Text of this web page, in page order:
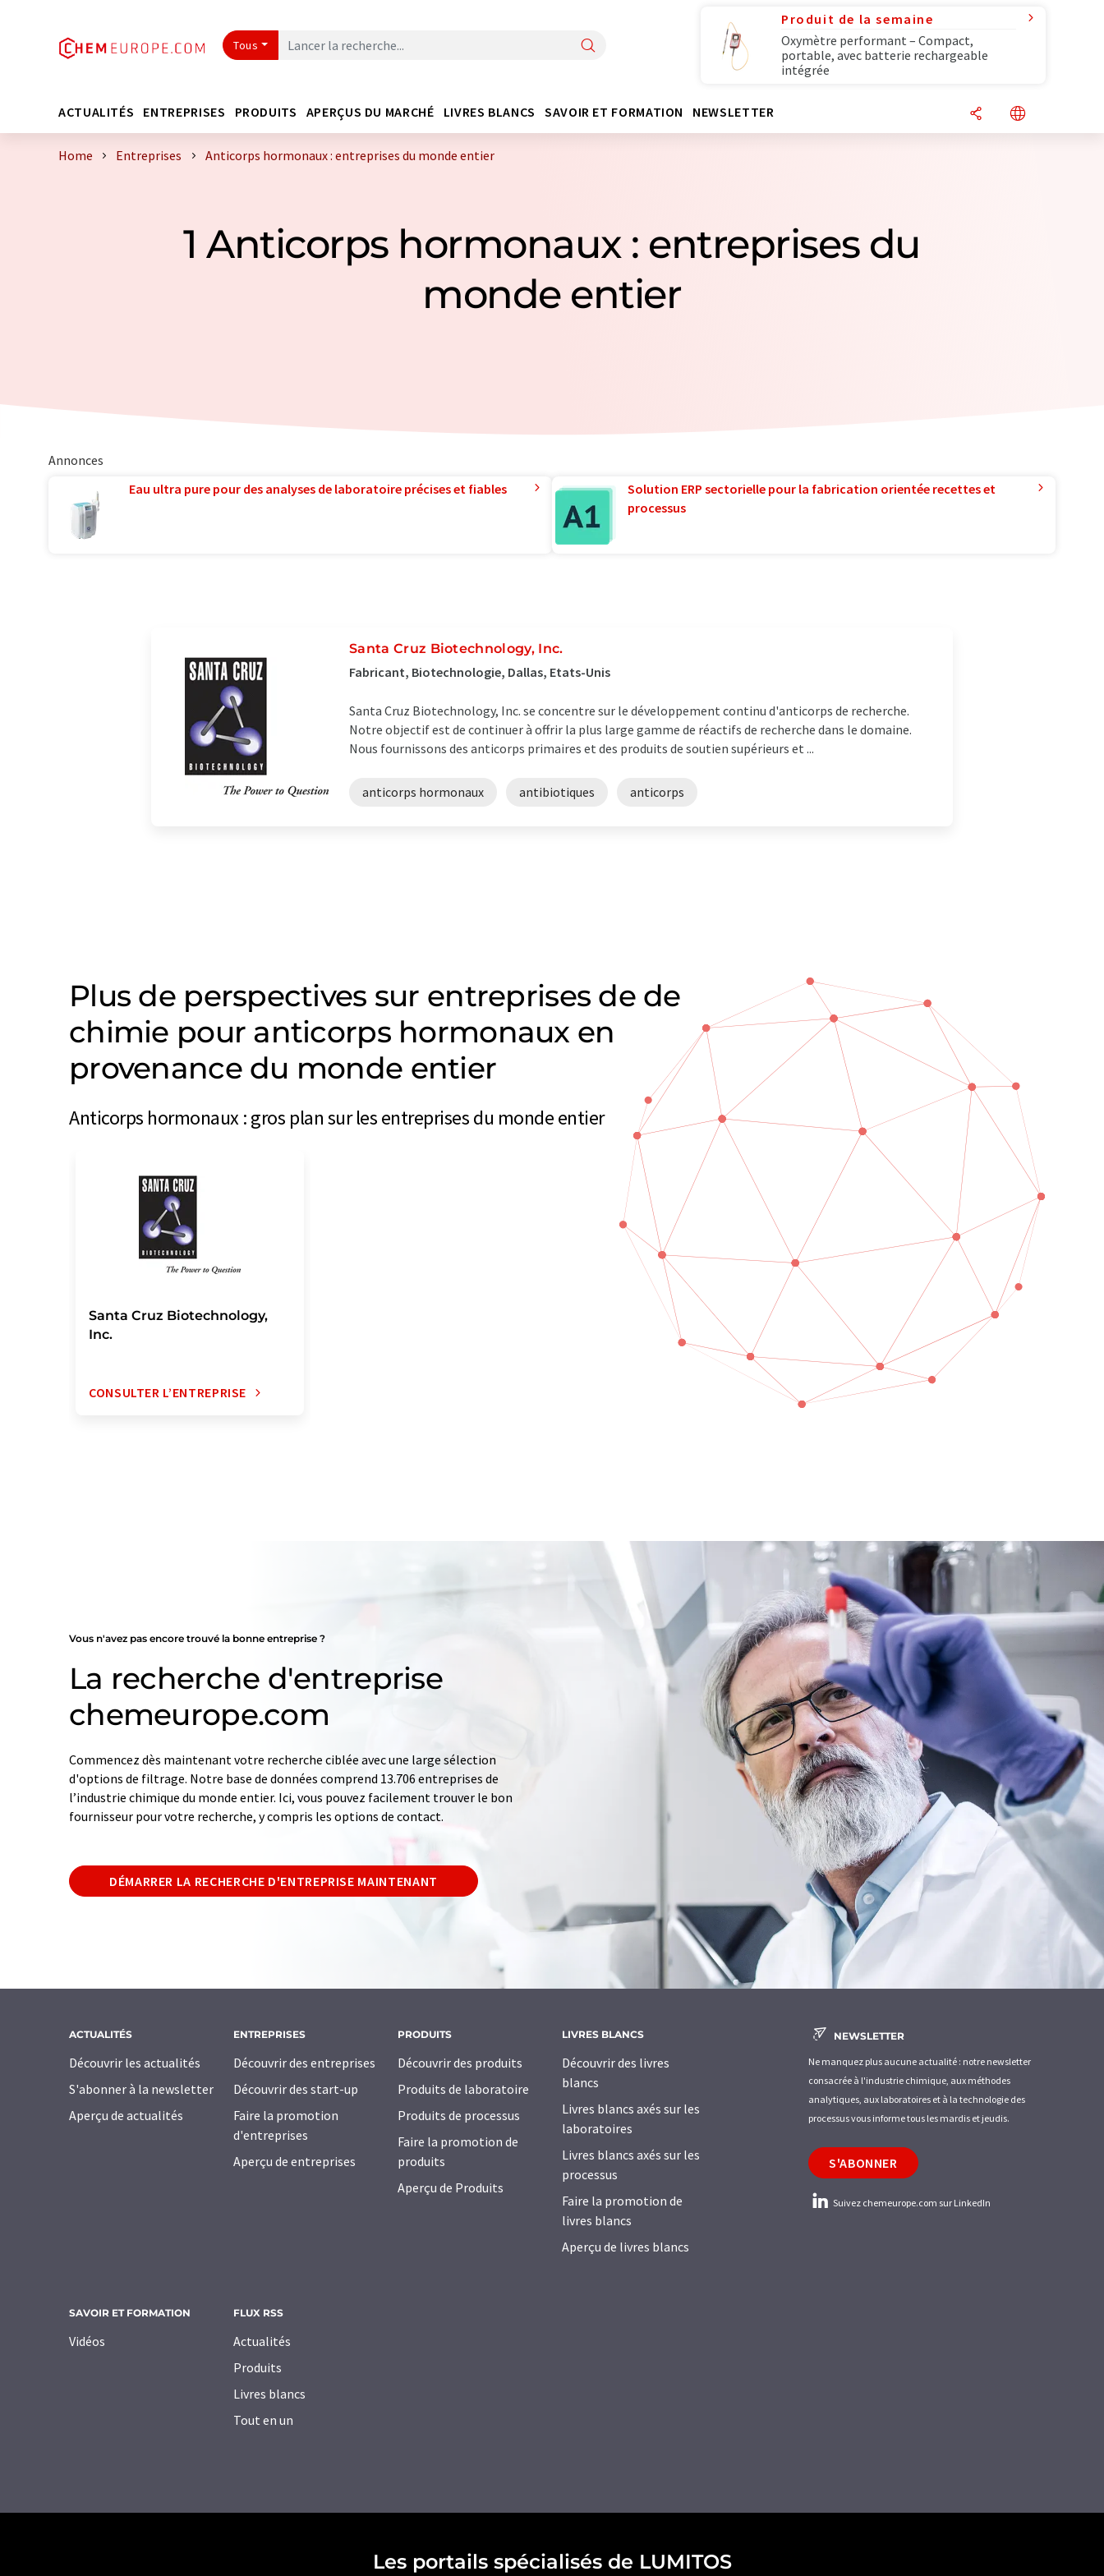
Tous
Produit de la semaine
Oxymètre performant – Compact,
portable, avec batterie rechargeable
intégrée
ACTUALITÉS ENTREPRISES PRODUITS APERÇUS DU MARCHÉ LIVRES BLANCS SAVOIR ET FORMATION NEWSLETTER
Home Entreprises Anticorps hormonaux : entreprises du monde entier
1 Anticorps hormonaux : entreprises du
monde entier
Annonces
Eau ultra pure pour des analyses de laboratoire précises et fiables
Solution ERP sectorielle pour la fabrication orientée recettes et
processus
Santa Cruz Biotechnology, Inc.
Fabricant, Biotechnologie, Dallas, Etats-Unis
Santa Cruz Biotechnology, Inc. se concentre sur le développement continu d'anticorps de recherche.
Notre objectif est de continuer à offrir la plus large gamme de réactifs de recherche dans le domaine.
Nous fournissons des anticorps primaires et des produits de soutien supérieurs et ...
anticorps hormonaux antibiotiques anticorps
Plus de perspectives sur entreprises de de
chimie pour anticorps hormonaux en
provenance du monde entier
Anticorps hormonaux : gros plan sur les entreprises du monde entier
Santa Cruz Biotechnology,
Inc.
CONSULTER L’ENTREPRISE
Vous n'avez pas encore trouvé la bonne entreprise ?
La recherche d'entreprise
chemeurope.com
Commencez dès maintenant votre recherche ciblée avec une large sélection
d'options de filtrage. Notre base de données comprend 13.706 entreprises de
l’industrie chimique du monde entier. Ici, vous pouvez facilement trouver le bon
fournisseur pour votre recherche, y compris les options de contact.
DÉMARRER LA RECHERCHE D'ENTREPRISE MAINTENANT
ACTUALITÉS
Découvrir les actualités
S'abonner à la newsletter
Aperçu de actualités
ENTREPRISES
Découvrir des entreprises
Découvrir des start-up
Faire la promotion
d'entreprises
Aperçu de entreprises
PRODUITS
Découvrir des produits
Produits de laboratoire
Produits de processus
Faire la promotion de
produits
Aperçu de Produits
LIVRES BLANCS
Découvrir des livres
blancs
Livres blancs axés sur les
laboratoires
Livres blancs axés sur les
processus
Faire la promotion de
livres blancs
Aperçu de livres blancs
SAVOIR ET FORMATION
Vidéos
FLUX RSS
Actualités
Produits
Livres blancs
Tout en un
NEWSLETTER
Ne manquez plus aucune actualité : notre newsletter
consacrée à l'industrie chimique, aux méthodes
analytiques, aux laboratoires et à la technologie des
processus vous informe tous les mardis et jeudis.
S'ABONNER
Suivez chemeurope.com sur LinkedIn
Les portails spécialisés de LUMITOS